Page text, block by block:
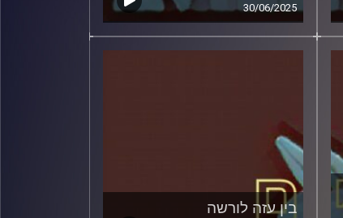
30/06/2025
בין עזה לורשה